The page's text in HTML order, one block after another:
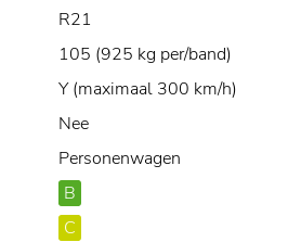
R21
105 (925 kg per/band)
Y (maximaal 300 km/h)
Nee
Personenwagen
B
C